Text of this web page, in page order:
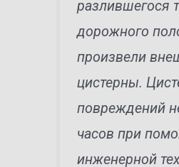
разлившегося
дорожного
произвели
цистерны.
повреждений
часов при
инженерной